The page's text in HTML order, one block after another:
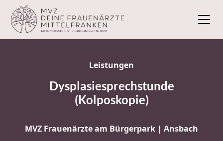
Leistungen
Dysplasiesprechstunde
(Kolposkopie)
MVZ Frauenärzte am Bürgerpark | Ansbach